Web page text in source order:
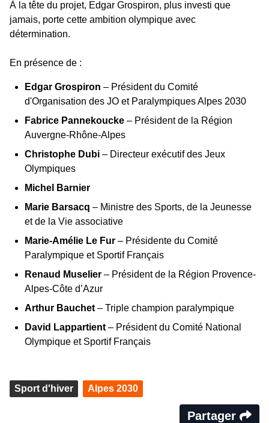
À la tête du projet, Edgar Grospiron, plus investi que
jamais, porte cette ambition olympique avec
détermination.
En présence de :
Edgar Grospiron – Président du Comité
d'Organisation des JO et Paralympiques Alpes 2030
Fabrice Pannekoucke – Président de la Région
Auvergne-Rhône-Alpes
Christophe Dubi – Directeur exécutif des Jeux
Olympiques
Michel Barnier
Marie Barsacq – Ministre des Sports, de la Jeunesse
et de la Vie associative
Marie-Amélie Le Fur – Présidente du Comité
Paralympique et Sportif Français
Renaud Muselier – Président de la Région Provence-
Alpes-Côte d’Azur
Arthur Bauchet – Triple champion paralympique
David Lappartient – Président du Comité National
Olympique et Sportif Français
Sport d'hiver Alpes 2030
Partager